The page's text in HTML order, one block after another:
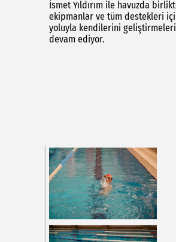
İsmet Yıldırım ile havuzda
ekipmanlar ve tüm destekleri
yoluyla kendilerini
devam ediyor.